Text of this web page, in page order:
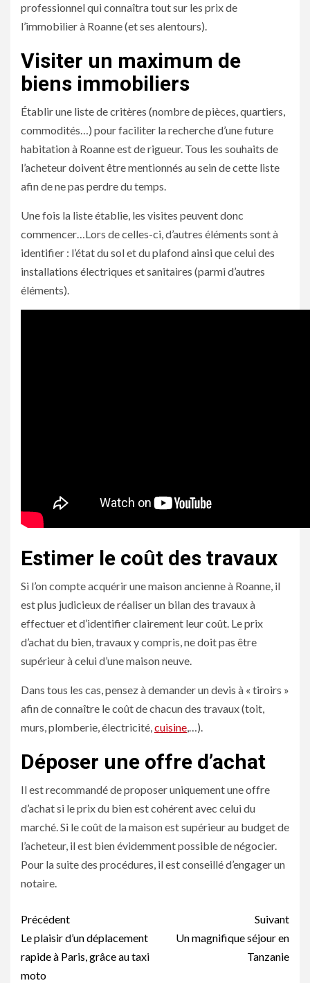
professionnel qui connaîtra tout sur les prix de
l’immobilier à Roanne (et ses alentours).
Visiter un maximum de
biens immobiliers
Établir une liste de critères (nombre de pièces, quartiers,
commodités…) pour faciliter la recherche d’une future
habitation à Roanne est de rigueur. Tous les souhaits de
l’acheteur doivent être mentionnés au sein de cette liste
afin de ne pas perdre du temps.
Une fois la liste établie, les visites peuvent donc
commencer…Lors de celles-ci, d’autres éléments sont à
identifier : l’état du sol et du plafond ainsi que celui des
installations électriques et sanitaires (parmi d’autres
éléments).
Estimer le coût des travaux
Si l’on compte acquérir une maison ancienne à Roanne, il
est plus judicieux de réaliser un bilan des travaux à
effectuer et d’identifier clairement leur coût. Le prix
d’achat du bien, travaux y compris, ne doit pas être
supérieur à celui d’une maison neuve.
Dans tous les cas, pensez à demander un devis à « tiroirs »
afin de connaître le coût de chacun des travaux (toit,
murs, plomberie, électricité,cuisine,…).
Déposer une offre d’achat
Il est recommandé de proposer uniquement une offre
d’achat si le prix du bien est cohérent avec celui du
marché. Si le coût de la maison est supérieur au budget de
l’acheteur, il est bien évidemment possible de négocier.
Pour la suite des procédures, il est conseillé d’engager un
notaire.
Navigation
d’article
Précédent
Le plaisir d’un déplacement
rapide à Paris, grâce au taxi
moto
Suivant
Un magnifique séjour en
Tanzanie